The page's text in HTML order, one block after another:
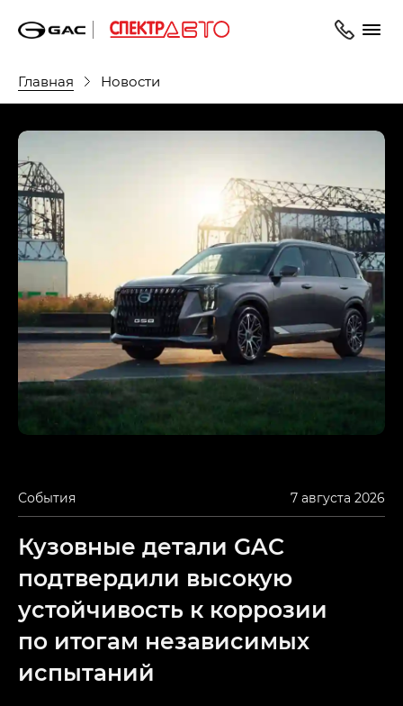
Главная Новости
События 7 августа 2026
Кузовные детали GAC
подтвердили высокую
устойчивость к коррозии
по итогам независимых
испытаний